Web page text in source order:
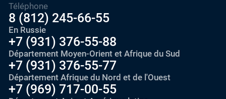
Téléphone
8 (812) 245-66-55
En Russie
+7 (931) 376-55-88
Département Moyen-Orient et Afrique du Sud
+7 (931) 376-55-77
Département Afrique du Nord et de l'Ouest
+7 (969) 717-00-55